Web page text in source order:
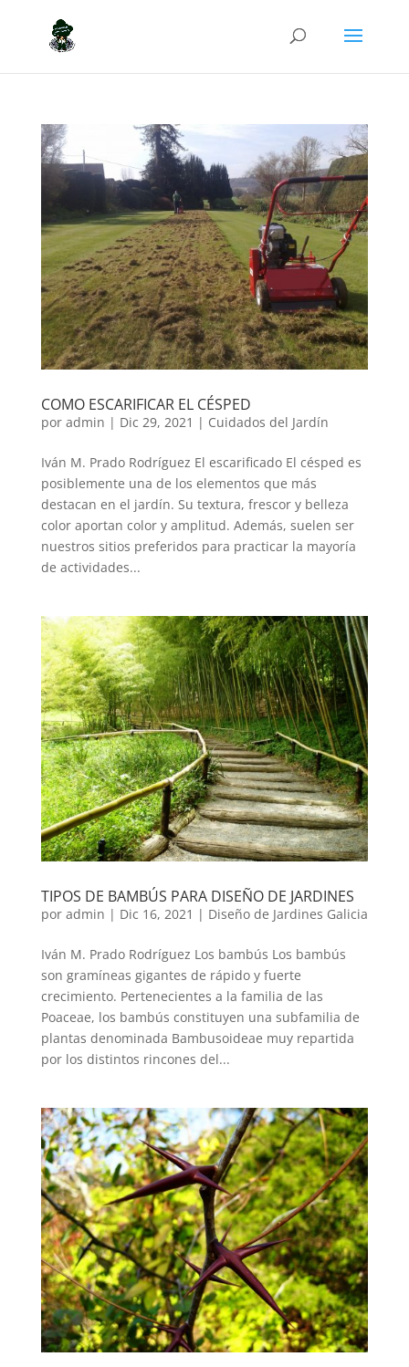
COMO ESCARIFICAR EL CÉSPED
por admin | Dic 29, 2021 | Cuidados del Jardín
Iván M. Prado Rodríguez El escarificado El césped es
posiblemente una de los elementos que más
destacan en el jardín. Su textura, frescor y belleza
color aportan color y amplitud. Además, suelen ser
nuestros sitios preferidos para practicar la mayoría
de actividades...
TIPOS DE BAMBÚS PARA DISEÑO DE JARDINES
por admin | Dic 16, 2021 | Diseño de Jardines Galicia
Iván M. Prado Rodríguez Los bambús Los bambús
son gramíneas gigantes de rápido y fuerte
crecimiento. Pertenecientes a la familia de las
Poaceae, los bambús constituyen una subfamilia de
plantas denominada Bambusoideae muy repartida
por los distintos rincones del...